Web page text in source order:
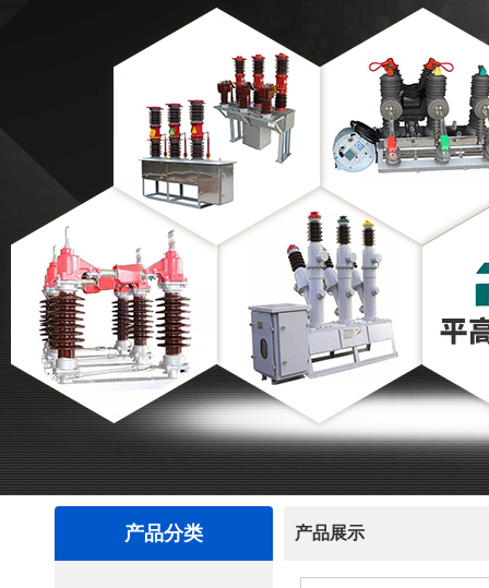
产品分类 产品展示